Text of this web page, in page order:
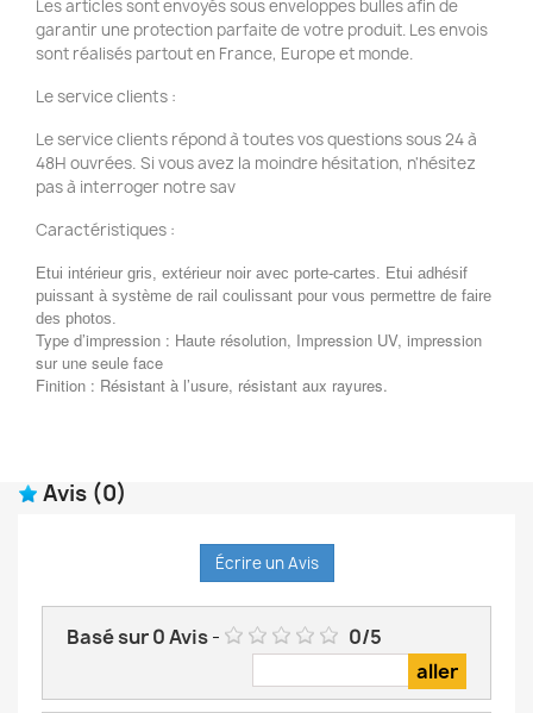
Les articles sont envoyés sous enveloppes bulles afin de
garantir une protection parfaite de votre produit. Les envois
sont réalisés partout en France, Europe et monde.
Le service clients :
Le service clients répond à toutes vos questions sous 24 à
48H ouvrées. Si vous avez la moindre hésitation, n'hésitez
pas à interroger notre sav
Caractéristiques :
Etui intérieur gris, extérieur noir avec porte-cartes. Etui adhésif
puissant à système de rail coulissant pour vous permettre de faire
des photos.
Type d’impression : Haute résolution, Impression UV, impression
sur une seule face
Finition : Résistant à l’usure, résistant aux rayures.
Avis (0)
Écrire un Avis
Basé sur0Avis- 0/5